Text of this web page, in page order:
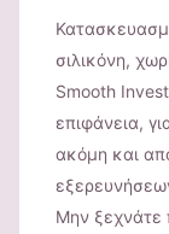
σιλικόνη,
Smooth
επιφάνεια,
ακόμη και
Μην ξεχνάτε